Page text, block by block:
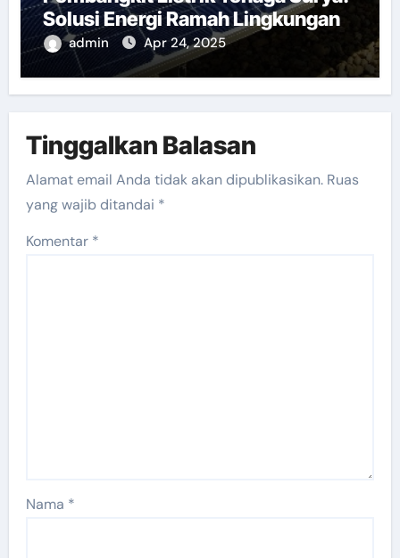
Solusi Energi Ramah Lingkungan
admin Apr 24, 2025
Tinggalkan Balasan
Alamat email Anda tidak akan dipublikasikan. Ruas
yang wajib ditandai *
Komentar *
Nama *